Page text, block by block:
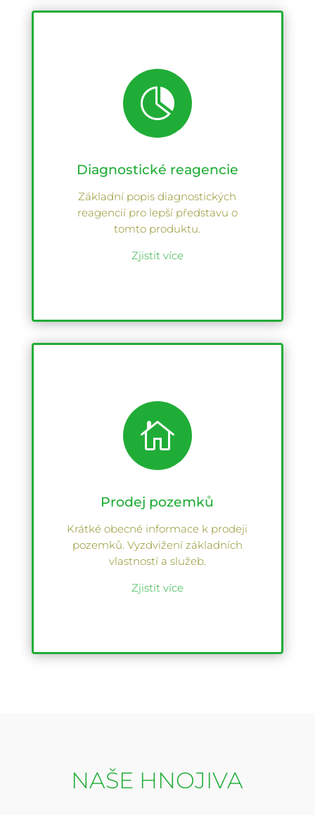

Diagnostické reagencie
Základní popis diagnostických
reagencií pro lepší představu o
tomto produktu.
Zjistit více

Prodej pozemků
Krátké obecné informace k prodeji
pozemků. Vyzdvižení základních
vlastností a služeb.
Zjistit více
NAŠE HNOJIVA